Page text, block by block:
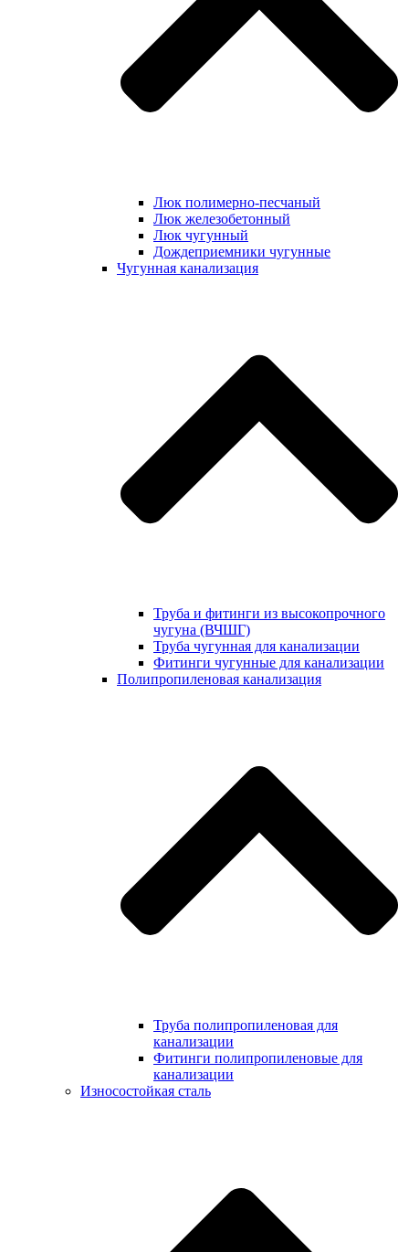
Люк полимерно-песчаный
Люк железобетонный
Люк чугунный
Дождеприемники чугунные
Чугунная канализация
Труба и фитинги из высокопрочного
чугуна (ВЧШГ)
Труба чугунная для канализации
Фитинги чугунные для канализации
Полипропиленовая канализация
Труба полипропиленовая для
канализации
Фитинги полипропиленовые для
канализации
Износостойкая сталь